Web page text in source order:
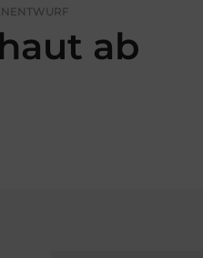
ab